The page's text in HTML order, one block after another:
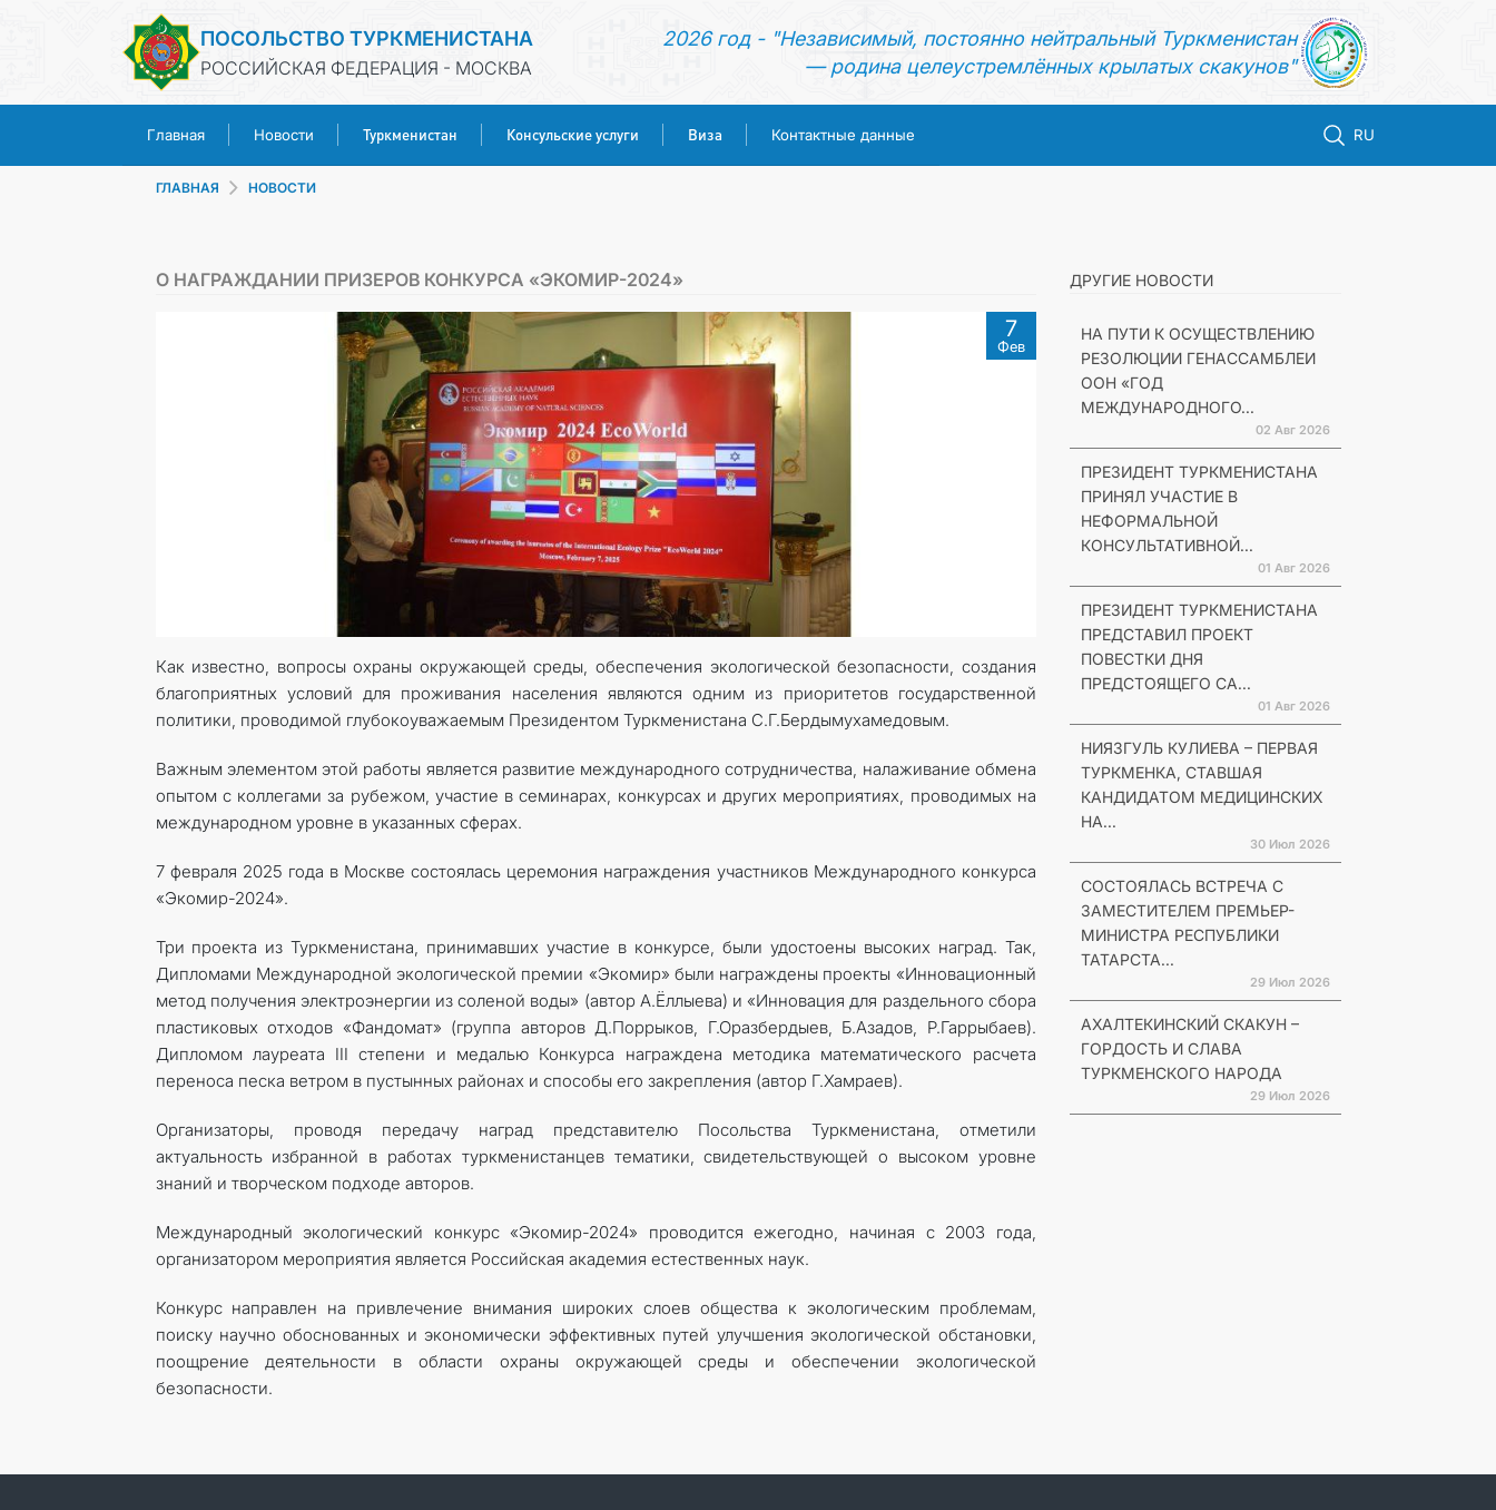
ПОСОЛЬСТВО ТУРКМЕНИСТАНА
РОССИЙСКАЯ ФЕДЕРАЦИЯ - МОСКВА
2026 год - "Независимый, постоянно нейтральный Туркменистан
— родина целеустремлённых крылатых скакунов"
Главная Новости Туркменистан Консульские услуги Виза Контактные данные RU
ТУРКМЕНИСТАН
КОНСУЛЬСКИЕ УСЛУГИ
ВИЗА
КОНТАКТНЫЕ ДАННЫЕ
ГЛАВНАЯ НОВОСТИ
О НАГРАЖДАНИИ ПРИЗЕРОВ КОНКУРСА «ЭКОМИР-2024»
7
Фев
Как известно, вопросы охраны окружающей среды, обеспечения экологической безопасности, создания
благоприятных условий для проживания населения являются одним из приоритетов государственной
политики, проводимой глубокоуважаемым Президентом Туркменистана С.Г.Бердымухамедовым.
Важным элементом этой работы является развитие международного сотрудничества, налаживание обмена
опытом с коллегами за рубежом, участие в семинарах, конкурсах и других мероприятиях, проводимых на
международном уровне в указанных сферах.
7 февраля 2025 года в Москве состоялась церемония награждения участников Международного конкурса
«Экомир-2024».
Три проекта из Туркменистана, принимавших участие в конкурсе, были удостоены высоких наград. Так,
Дипломами Международной экологической премии «Экомир» были награждены проекты «Инновационный
метод получения электроэнергии из соленой воды» (автор А.Ёллыева) и «Инновация для раздельного сбора
пластиковых отходов «Фандомат» (группа авторов Д.Поррыков, Г.Оразбердыев, Б.Азадов, Р.Гаррыбаев).
Дипломом лауреата III степени и медалью Конкурса награждена методика математического расчета
переноса песка ветром в пустынных районах и способы его закрепления (автор Г.Хамраев).
Организаторы, проводя передачу наград представителю Посольства Туркменистана, отметили
актуальность избранной в работах туркменистанцев тематики, свидетельствующей о высоком уровне
знаний и творческом подходе авторов.
Международный экологический конкурс «Экомир-2024» проводится ежегодно, начиная с 2003 года,
организатором мероприятия является Российская академия естественных наук.
Конкурс направлен на привлечение внимания широких слоев общества к экологическим проблемам,
поиску научно обоснованных и экономически эффективных путей улучшения экологической обстановки,
поощрение деятельности в области охраны окружающей среды и обеспечении экологической
безопасности.
ДРУГИЕ НОВОСТИ
НА ПУТИ К ОСУЩЕСТВЛЕНИЮ
РЕЗОЛЮЦИИ ГЕНАССАМБЛЕИ
ООН «ГОД
МЕЖДУНАРОДНОГО...
02 Авг 2026
ПРЕЗИДЕНТ ТУРКМЕНИСТАНА
ПРИНЯЛ УЧАСТИЕ В
НЕФОРМАЛЬНОЙ
КОНСУЛЬТАТИВНОЙ...
01 Авг 2026
ПРЕЗИДЕНТ ТУРКМЕНИСТАНА
ПРЕДСТАВИЛ ПРОЕКТ
ПОВЕСТКИ ДНЯ
ПРЕДСТОЯЩЕГО СА...
01 Авг 2026
НИЯЗГУЛЬ КУЛИЕВА – ПЕРВАЯ
ТУРКМЕНКА, СТАВШАЯ
КАНДИДАТОМ МЕДИЦИНСКИХ
НА...
30 Июл 2026
СОСТОЯЛАСЬ ВСТРЕЧА С
ЗАМЕСТИТЕЛЕМ ПРЕМЬЕР-
МИНИСТРА РЕСПУБЛИКИ
ТАТАРСТА...
29 Июл 2026
АХАЛТЕКИНСКИЙ СКАКУН –
ГОРДОСТЬ И СЛАВА
ТУРКМЕНСКОГО НАРОДА
29 Июл 2026